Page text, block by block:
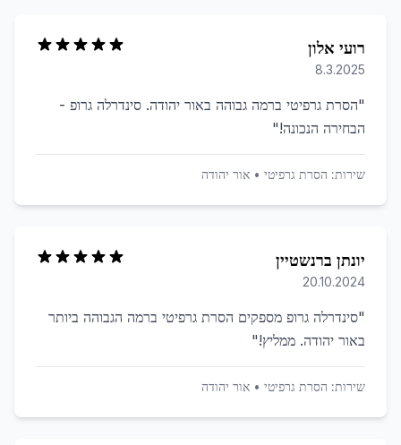
רועי אלון
8.3.2025
"הסרת גרפיטי ברמה גבוהה באור יהודה. סינדרלה גרופ -
הבחירה הנכונה!"
שירות: הסרת גרפיטי • אור יהודה
יונתן ברנשטיין
20.10.2024
"סינדרלה גרופ מספקים הסרת גרפיטי ברמה הגבוהה ביותר
באור יהודה. ממליץ!"
שירות: הסרת גרפיטי • אור יהודה